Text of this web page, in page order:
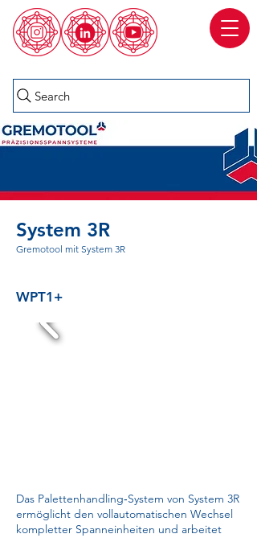
Search
System 3R
Gremotool mit System 3R
WPT1+
Das Palettenhandling‑System von System 3R
ermöglicht den vollautomatischen Wechsel
kompletter Spanneinheiten und arbeitet